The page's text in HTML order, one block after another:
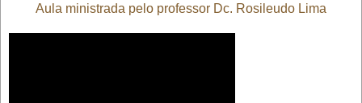
Aula ministrada pelo professor Dc. Rosileudo Lima